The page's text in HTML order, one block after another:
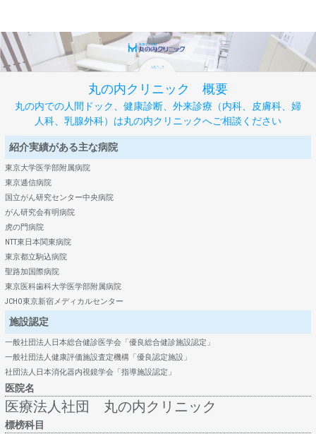
丸の内クリニック 概要
丸の内での人間ドック、健康診断、外来診療（内科、皮膚科、婦
人科、乳腺外科）は丸の内クリニックへご相談ください
紹介実績がある主な病院
東京大学医学部附属病院
東京逓信病院
国立がん研究センター中央病院
がん研究会有明病院
虎の門病院
NTT東日本関東病院
東京都立駒込病院
聖路加国際病院
東京医科歯科大学医学部附属病院
JCHO東京新宿メディカルセンター
施設認定
一般社団法人日本総合健診医学会「優良総合健診施設認定」
一般社団法人健康評価施設査定機構「優良認定施設」
社団法人日本消化器内視鏡学会「指導施設認定」
医院名
医療法人社団 丸の内クリニック
標榜科目